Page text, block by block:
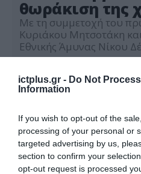
ictplus.gr - Do Not
Information
If you wish to opt-out of the
processing of your personal or
targeted advertising by us,
section to confirm your
opt-out request is processed
θωράκιση της
Με τη συμμετοχή του
Κυριάκου Μητσοτάκη
Εθνικής Άμυνας Νίκου
πραγματοποιούνται
νέου Κέντρου
ενός έργου που
για τον ψηφιακό
Δυνάμεων. Η νέα
στις εγκαταστάσεις της
Πληροφορικής και
[…]